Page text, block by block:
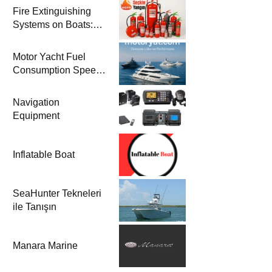
Fire Extinguishing
Systems on Boats:
and Property Safety
at Sea
Motor Yacht Fuel
Consumption Speed
Zero & 2nd Hand
Motor Yachts 2025
Navigation
Equipment
Inflatable Boat
SeaHunter Tekneleri
ile Tanışın
Manara Marine